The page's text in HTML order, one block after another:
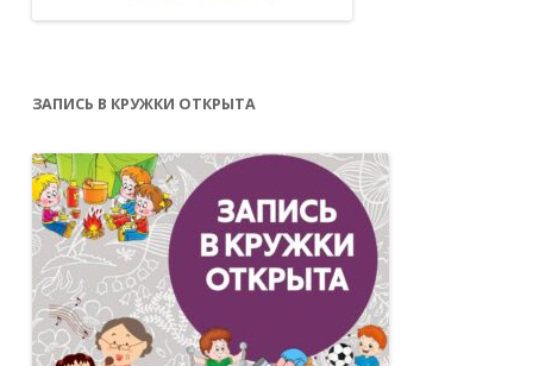
ЗАПИСЬ В КРУЖКИ ОТКРЫТА